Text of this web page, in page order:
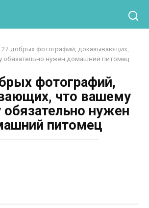
27 добрых фотографий, доказывающих,
обязательно нужен домашний питомец
фотографий,
что вашему
обязательно нужен
питомец